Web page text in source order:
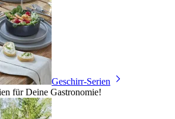
Geschirr-Serien
für Deine Gastronomie!